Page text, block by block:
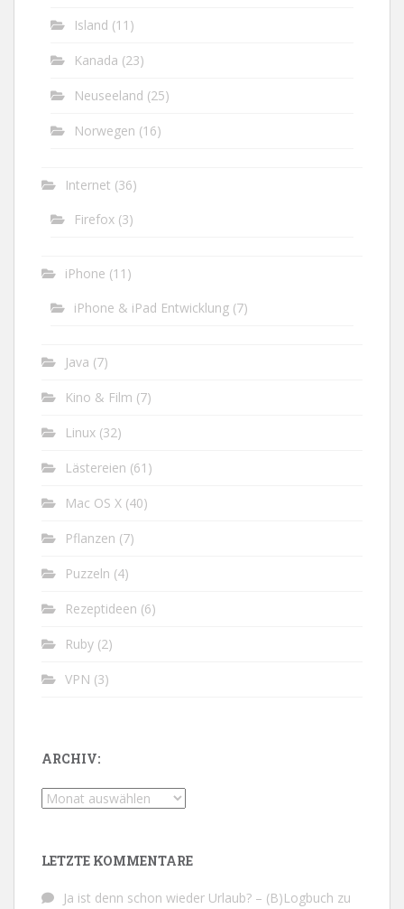
Island (11)
Kanada (23)
Neuseeland (25)
Norwegen (16)
Internet (36)
Firefox (3)
iPhone (11)
iPhone & iPad Entwicklung (7)
Java (7)
Kino & Film (7)
Linux (32)
Lästereien (61)
Mac OS X (40)
Pflanzen (7)
Puzzeln (4)
Rezeptideen (6)
Ruby (2)
VPN (3)
ARCHIV:
Archiv:
LETZTE KOMMENTARE
Ja ist denn schon wieder Urlaub? – (B)Logbuch zu